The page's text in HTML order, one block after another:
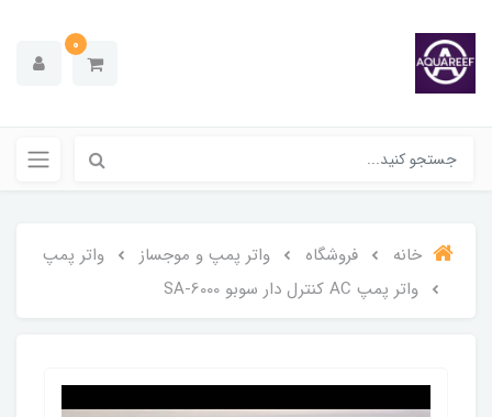
0
خانه فروشگاه واتر پمپ و موجساز
واتر پمپ
واتر پمپ AC کنترل دار سوبو SA-6000